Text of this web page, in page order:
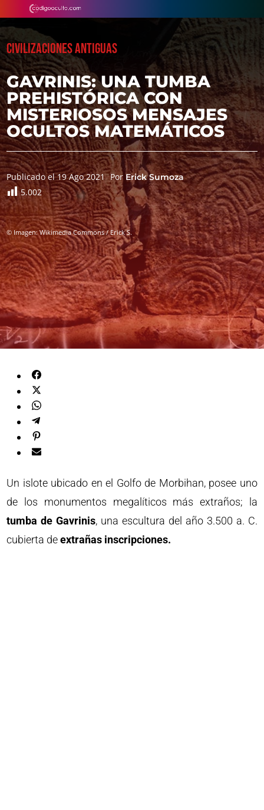
CIVILIZACIONES ANTIGUAS
GAVRINIS: UNA TUMBA
PREHISTÓRICA CON
MISTERIOSOS MENSAJES
OCULTOS MATEMÁTICOS
Publicado el 19 Ago 2021 PorErick Sumoza
5.002
© Imagen: Wikimedia Commons / Erick S.
Un islote ubicado en el Golfo de Morbihan, posee uno
de los monumentos megalíticos más extraños; la
tumba de Gavrinis, una escultura del año 3.500 a. C.
cubierta deextrañas inscripciones.